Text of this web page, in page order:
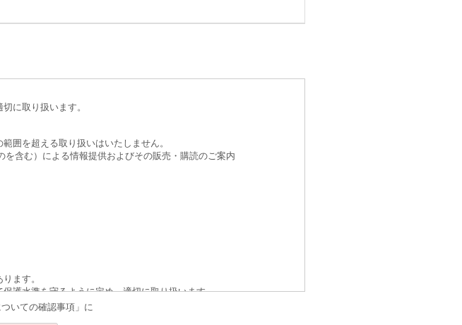
に取り扱います。
囲を超える取り扱いはいたしません。
含む）による情報提供およびその販売・購読のご案内
ます。
護水準を守るように定め、適切に取り扱います。
いての確認事項」に